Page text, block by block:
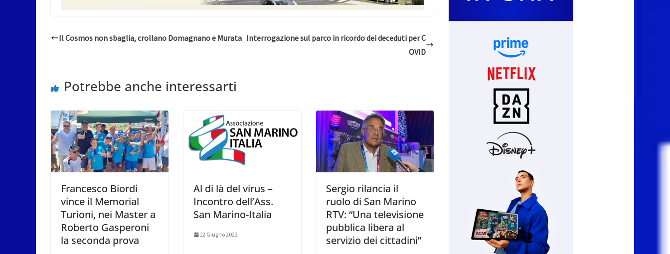
Il Cosmos non sbaglia, crollano Domagnano e Murata Interrogazione sul parco in ricordo dei deceduti per C
OVID
Potrebbe anche interessarti
Francesco Biordi
vince il Memorial
Turioni, nei Master a
Roberto Gasperoni
la seconda prova
Al di là del virus –
Incontro dell’Ass.
San Marino-Italia
12 Giugno 2022
Sergio rilancia il
ruolo di San Marino
RTV: “Una televisione
pubblica libera al
servizio dei cittadini”